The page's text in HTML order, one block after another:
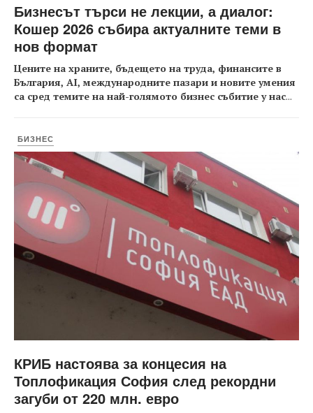
Бизнесът търси не лекции, а диалог:
Кошер 2026 събира актуалните теми в
нов формат
Цените на храните, бъдещето на труда, финансите в
България, AI, международните пазари и новите умения
са сред темите на най-голямото бизнес събитие у нас...
БИЗНЕС
КРИБ настоява за концесия на
Топлофикация София след рекордни
загуби от 220 млн. евро